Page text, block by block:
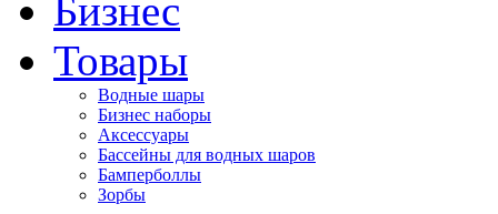
Бизнес
Товары
Водные шары
Бизнес наборы
Аксессуары
Бассейны для водных шаров
Бамперболлы
Зорбы